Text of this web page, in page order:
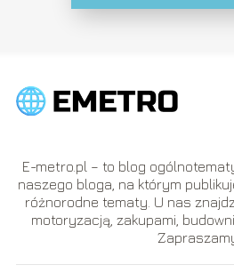
E-metro.pl – to blog
naszego bloga, na którym
różnorodne tematy. U nas
motoryzacją, zakupami,